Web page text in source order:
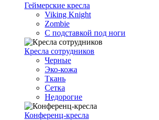
Геймерские кресла
Viking Knight
Zombie
С подставкой под ноги
Кресла сотрудников
Черные
Эко-кожа
Ткань
Сетка
Недорогие
Конференц-кресла